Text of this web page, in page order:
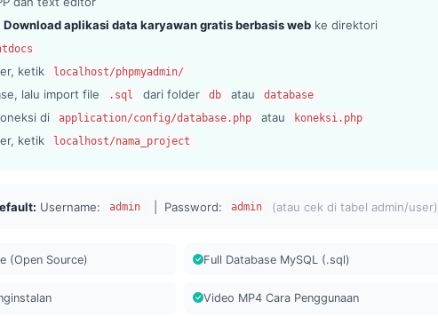
Download aplikasi data karyawan gratis berbasis web ke direktori
ketik localhost/phpmyadmin/
lalu import file .sql dari folder db atau database
di application/config/database.php atau koneksi.php
ketik localhost/nama_project
Username: admin | Password: admin (atau cek di tabel admin/user)
(Open Source) Full Database MySQL (.sql)
Video MP4 Cara Penggunaan